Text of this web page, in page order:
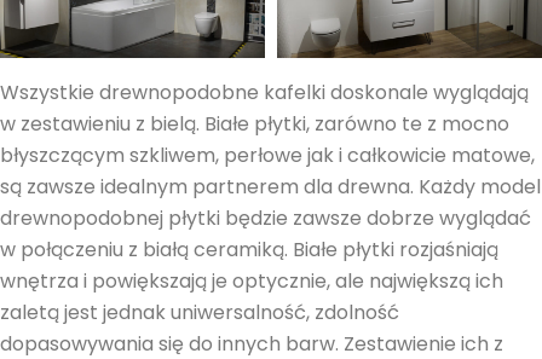
Wszystkie drewnopodobne kafelki doskonale wyglądają
w zestawieniu z bielą. Białe płytki, zarówno te z mocno
błyszczącym szkliwem, perłowe jak i całkowicie matowe,
są zawsze idealnym partnerem dla drewna. Każdy model
drewnopodobnej płytki będzie zawsze dobrze wyglądać
w połączeniu z białą ceramiką. Białe płytki rozjaśniają
wnętrza i powiększają je optycznie, ale największą ich
zaletą jest jednak uniwersalność, zdolność
dopasowywania się do innych barw. Zestawienie ich z